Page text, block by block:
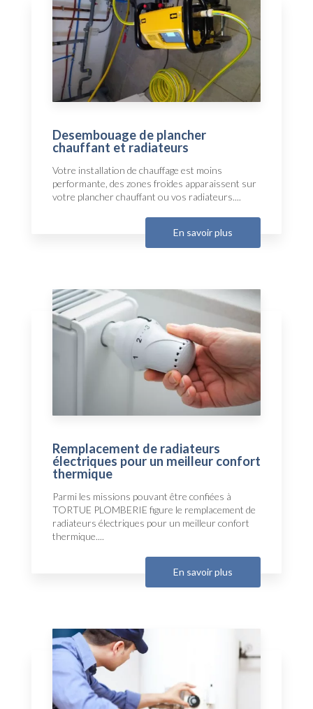
Desembouage de plancher
chauffant et radiateurs
Votre installation de chauffage est moins
performante, des zones froides apparaissent sur
votre plancher chauffant ou vos radiateurs....
En savoir plus
Remplacement de radiateurs
électriques pour un meilleur confort
thermique
Parmi les missions pouvant être confiées à
TORTUE PLOMBERIE figure le remplacement de
radiateurs électriques pour un meilleur confort
thermique....
En savoir plus